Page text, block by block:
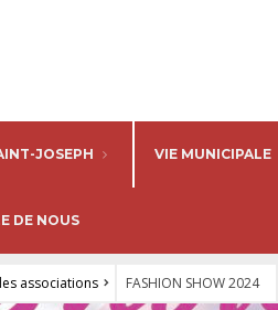
JOSEPH VIE MUNICIPALE
DE NOUS
associations FASHION SHOW 2024